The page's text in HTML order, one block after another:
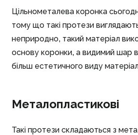
Цільнометалева коронка
тому що такі протези
неприродно, такий матеріал
основу коронки, а видимий шар
більш естетичного виду
Металопластикові
Такі протези складаються з